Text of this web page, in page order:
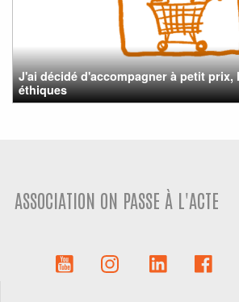
J'ai décidé d'accompagner à petit prix,
éthiques
ASSOCIATION ON PASSE À L'ACTE